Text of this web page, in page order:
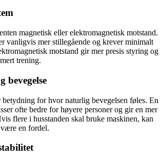
magnetisk eller elektromagnetisk motstand.
vanligvis mer stillegående og krever minimalt
motstand gir mer presis styring og
trening.
bevegelse
betydning for hvor naturlig bevegelsen føles. En
ofte bedre for høyere personer og gir en mer
flere i husstanden skal bruke maskinen, kan
en fordel.